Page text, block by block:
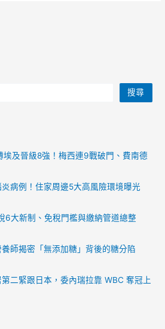
搜尋
及晉級8強！梅西連9戰破門、費南德
病例！住家周邊5大高風險環境曝光
6大新制、免稅門檻與繳納管道總整
師揭密「無添加糖」背後的糖分陷
二緊跟日本，委內瑞拉靠 WBC 奪冠上